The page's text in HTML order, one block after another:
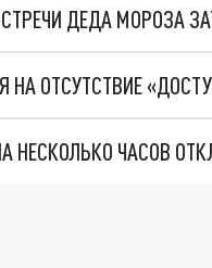
ДЕДА МОРОЗА
ОТСУТСТВИЕ
НЕСКОЛЬКО ЧАСОВ